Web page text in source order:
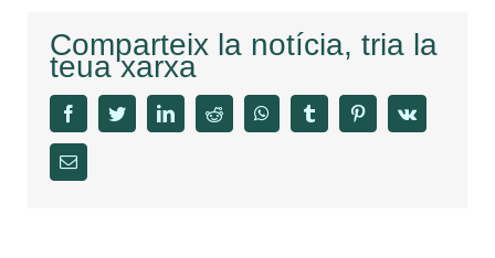
Comparteix la notícia, tria la
teua xarxa
facebooktwitter linkedinreddit whatsapptumblr pinterestvk
Email